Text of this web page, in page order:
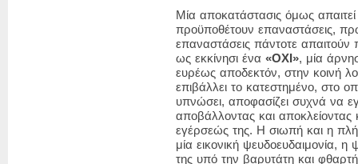
Μία αποκατάστασις όμως
προϋποθέτουν επαναστάσεις,
επαναστάσεις πάντοτε απαιτούν
ως εκκίνησι ένα «ΟΧΙ», μία
ευρέως αποδεκτόν, στην κοινή
επιβάλλει το κατεστημένο, στο
υπνώσει, αποφασίζει συχνά να
αποβάλλοντας και
εγέρσεώς της. Η σιωπή και η
μία εικονική ψευδοευδαιμονία,
της υπό την βαρυτάτη και φθαρτή